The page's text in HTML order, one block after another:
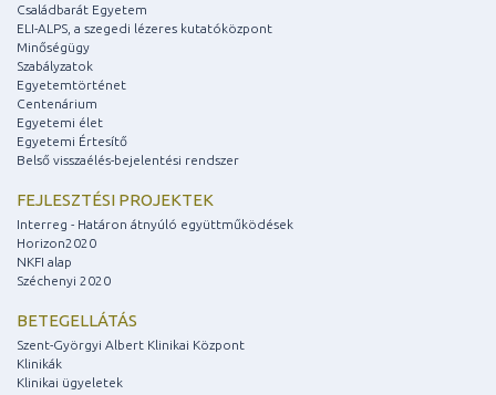
Családbarát Egyetem
ELI-ALPS, a szegedi lézeres kutatóközpont
Minőségügy
Szabályzatok
Egyetemtörténet
Centenárium
Egyetemi élet
Egyetemi Értesítő
Belső visszaélés-bejelentési rendszer
FEJLESZTÉSI PROJEKTEK
Interreg - Határon átnyúló együttműködések
Horizon2020
NKFI alap
Széchenyi 2020
BETEGELLÁTÁS
Szent-Györgyi Albert Klinikai Központ
Klinikák
Klinikai ügyeletek